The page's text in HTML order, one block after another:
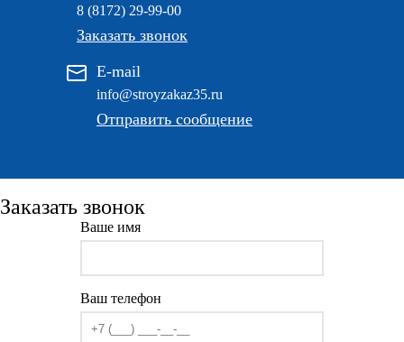
8 (8172) 29-99-00
Заказать звонок
E-mail
info@stroyzakaz35.ru
Отправить сообщение
Заказать звонок
Ваше имя
Ваш телефон